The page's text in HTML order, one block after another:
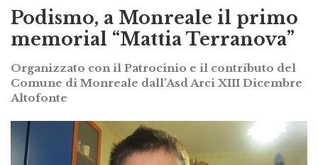
EVENTI -IL VIA DA DA PIAZZA GUGLIELMO II
Podismo, a Monreale il primo
memorial “Mattia Terranova”
Organizzato con il Patrocinio e il contributo del
Comune di Monreale dall’Asd Arci XIII Dicembre